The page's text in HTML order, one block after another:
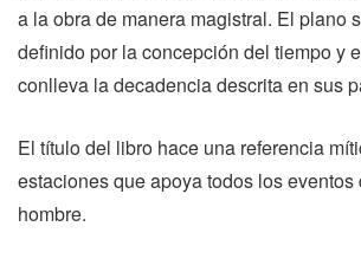
a la obra de manera magistral. El plano
definido por la concepción del tiempo y
conlleva la decadencia descrita en sus
El título del libro hace una referencia
estaciones que apoya todos los
hombre.